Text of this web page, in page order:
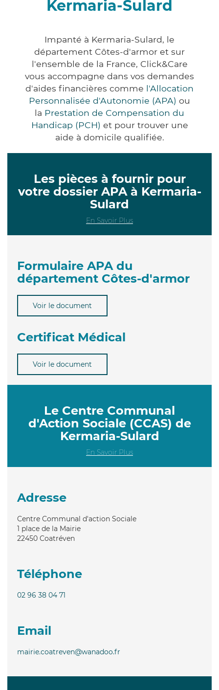
Kermaria-Sulard
Impanté à Kermaria-Sulard, le
département Côtes-d'armor et sur
l'ensemble de la France, Click&Care
vous accompagne dans vos demandes
d'aides financières comme l'Allocation
Personnalisée d'Autonomie (APA) ou
la Prestation de Compensation du
Handicap (PCH) et pour trouver une
aide à domicile qualifiée.
Les pièces à fournir pour
votre dossier APA à Kermaria-
Sulard
En Savoir Plus
Formulaire APA du
département Côtes-d'armor
Voir le document
Certificat Médical
Voir le document
Le Centre Communal
d'Action Sociale (CCAS) de
Kermaria-Sulard
En Savoir Plus
Adresse
Centre Communal d'action Sociale
1 place de la Mairie
22450 Coatréven
Téléphone
02 96 38 04 71
Email
mairie.coatreven@wanadoo.fr